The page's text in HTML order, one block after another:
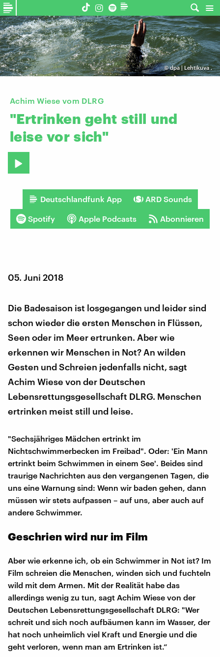
©dpa | Lehtikuva,
Achim Wiese vom DLRG
"Ertrinken geht still und
leise vor sich"
Deutschlandfunk App ARD Sounds
Spotify Apple Podcasts Abonnieren
05. Juni 2018
Die Badesaison ist losgegangen und leider sind
schon wieder die ersten Menschen in Flüssen,
Seen oder im Meer ertrunken. Aber wie
erkennen wir Menschen in Not? An wilden
Gesten und Schreien jedenfalls nicht, sagt
Achim Wiese von der Deutschen
Lebensrettungsgesellschaft DLRG. Menschen
ertrinken meist still und leise.
"Sechsjähriges Mädchen ertrinkt im
Nichtschwimmerbecken im Freibad". Oder: 'Ein Mann
ertrinkt beim Schwimmen in einem See'. Beides sind
traurige Nachrichten aus den vergangenen Tagen, die
uns eine Warnung sind: Wenn wir baden gehen, dann
müssen wir stets aufpassen – auf uns, aber auch auf
andere Schwimmer.
Geschrien wird nur im Film
Aber wie erkenne ich, ob ein Schwimmer in Not ist? Im
Film schreien die Menschen, winden sich und fuchteln
wild mit dem Armen. Mit der Realität habe das
allerdings wenig zu tun, sagt Achim Wiese von der
Deutschen Lebensrettungsgesellschaft DLRG: "Wer
schreit und sich noch aufbäumen kann im Wasser, der
hat noch unheimlich viel Kraft und Energie und die
geht verloren, wenn man am Ertrinken ist.“